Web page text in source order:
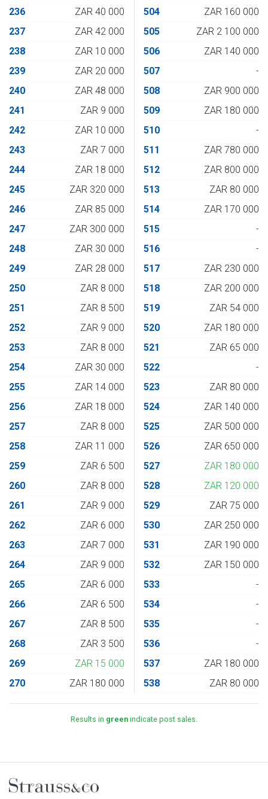
236
ZAR 40 000
237
ZAR 42 000
238
ZAR 10 000
239
ZAR 20 000
240
ZAR 48 000
241
ZAR 9 000
242
ZAR 10 000
243
ZAR 7 000
244
ZAR 18 000
245
ZAR 320 000
246
ZAR 85 000
247
ZAR 300 000
248
ZAR 30 000
249
ZAR 28 000
250
ZAR 8 000
251
ZAR 8 500
252
ZAR 9 000
253
ZAR 8 000
254
ZAR 30 000
255
ZAR 14 000
256
ZAR 18 000
257
ZAR 8 000
258
ZAR 11 000
259
ZAR 6 500
260
ZAR 8 000
261
ZAR 9 000
262
ZAR 6 000
263
ZAR 7 000
264
ZAR 9 000
265
ZAR 6 000
266
ZAR 6 500
267
ZAR 8 500
268
ZAR 3 500
269
ZAR 15 000
270
ZAR 180 000
504
ZAR 160 000
505
ZAR 2 100 000
506
ZAR 140 000
507
-
508
ZAR 900 000
509
ZAR 180 000
510
-
511
ZAR 780 000
512
ZAR 800 000
513
ZAR 80 000
514
ZAR 170 000
515
-
516
-
517
ZAR 230 000
518
ZAR 200 000
519
ZAR 54 000
520
ZAR 180 000
521
ZAR 65 000
522
-
523
ZAR 80 000
524
ZAR 140 000
525
ZAR 500 000
526
ZAR 650 000
527
ZAR 180 000
528
ZAR 120 000
529
ZAR 75 000
530
ZAR 250 000
531
ZAR 190 000
532
ZAR 150 000
533
-
534
-
535
-
536
-
537
ZAR 180 000
538
ZAR 80 000
Results in green indicate post sales.